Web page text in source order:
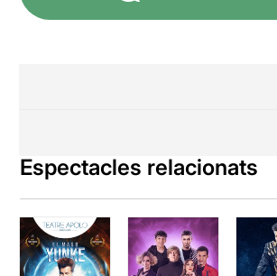
Espectacles relacionats